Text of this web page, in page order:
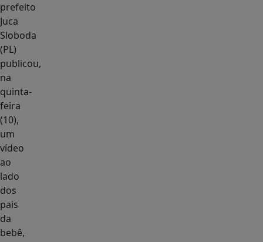
prefeito
Juca
Sloboda
(PL)
publicou,
na
quinta-
feira
(10),
um
vídeo
ao
lado
dos
pais
da
bebê,